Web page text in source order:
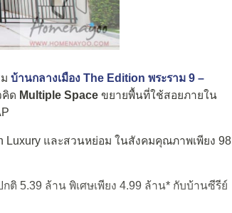
บ้านกลางเมือง The Edition พระราม 9 –
คิด Multiple Space ขยายพื้นที่ใช้สอยภายใน
Luxury และสวนหย่อม ในสังคมคุณภาพเพียง 98
ติ 5.39 ล้าน พิเศษเพียง 4.99 ล้าน* กับบ้านซีรีย์